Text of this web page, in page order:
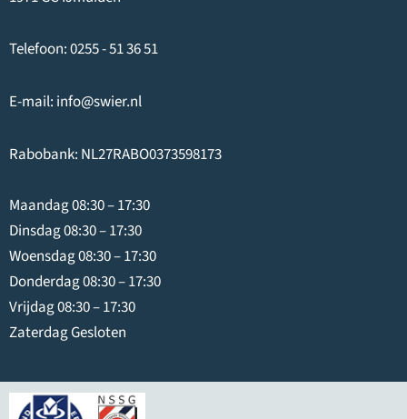
Telefoon:0255 - 51 36 51
E-mail: info@swier.nl
Rabobank: NL27RABO0373598173
Maandag 08:30 – 17:30
Dinsdag 08:30 – 17:30
Woensdag 08:30 – 17:30
Donderdag 08:30 – 17:30
Vrijdag 08:30 – 17:30
Zaterdag Gesloten